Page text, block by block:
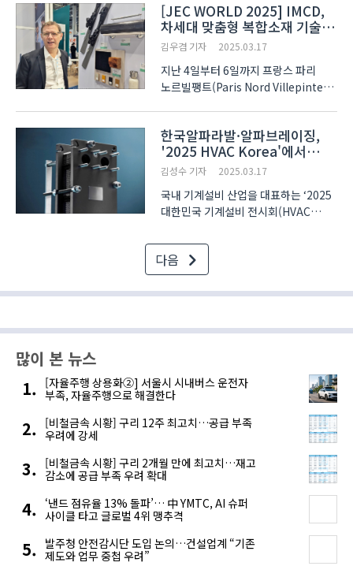
World 2025, AW 2025)에 참가해
산업용 AIoT(Artificial Intelligence
of Things) 솔루션을 소개했다. 엣지
AI 시스템, 싱글..
[JEC WORLD 2025] IMCD,
차세대 맞춤형 복합소재 기술
방향 제시
김우겸 기자 2025.03.17
지난 4일부터 6일까지 프랑스 파리
노르빌팽트(Paris Nord Villepinte)
기업 IMCD가 고성능 화학 소재와
맞춤형 복합소재 솔루션을 공개했다.
친환경 제조 공정을 바탕으로 혁신 기..
한국알파라발·알파브레이징,
'2025 HVAC Korea'에서
데이터센터 냉각 솔루션 공개
김성수 기자 2025.03.17
국내 기계설비 산업을 대표하는 ‘2025
대한민국 기계설비 전시회(HVAC
서울 코엑스에서 열린다. 한국알파라발
(주)와 공식 파트너사 알파브레이징은
공동 부스를 운영하며 데이터센터 냉각
솔루션과 고효율 열교환..
다음
많이 본 뉴스
[자율주행 상용화②] 서울시 시내버스 운전자
부족, 자율주행으로 해결한다
[비철금속 시황] 구리 12주 최고치…공급 부족
우려에 강세
[비철금속 시황] 구리 2개월 만에 최고치…재고
감소에 공급 부족 우려 확대
‘낸드 점유율 13% 돌파’… 中 YMTC, AI 슈퍼
사이클 타고 글로벌 4위 맹추격
발주청 안전감시단 도입 논의…건설업계 “기존
제도와 업무 중첩 우려”